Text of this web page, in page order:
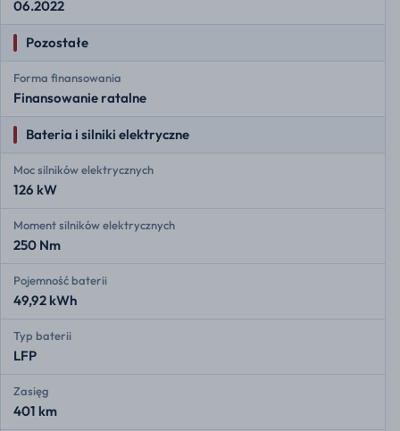
06.2022
Pozostałe
Forma finansowania
Finansowanie ratalne
Bateria i silniki elektryczne
Moc silników elektrycznych
126 kW
Moment silników elektrycznych
250 Nm
Pojemność baterii
49,92 kWh
Typ baterii
LFP
Zasięg
401 km